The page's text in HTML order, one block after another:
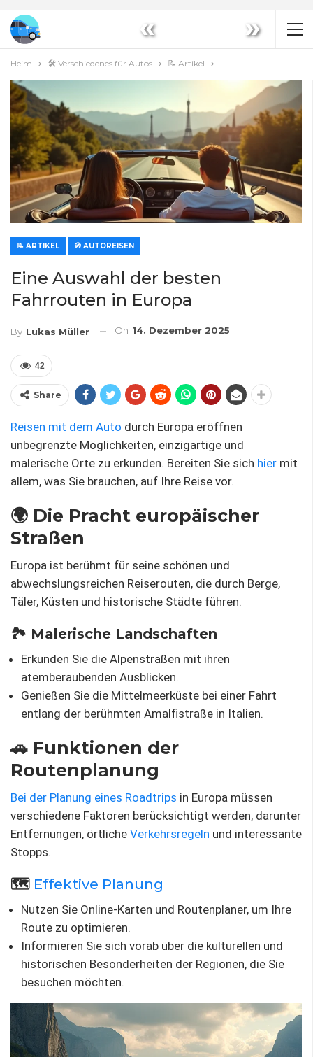
« »
Heim 🛠️ Verschiedenes für Autos 📝 Artikel
📝 ARTIKEL 🧭 AUTOREISEN
Eine Auswahl der besten
Fahrrouten in Europa
By Lukas Müller On 14. Dezember 2025
42
Share
Reisen mit dem Auto durch Europa eröffnen
unbegrenzte Möglichkeiten, einzigartige und
malerische Orte zu erkunden. Bereiten Sie sich hier mit
allem, was Sie brauchen, auf Ihre Reise vor.
🌍 Die Pracht europäischer
Straßen
Europa ist berühmt für seine schönen und
abwechslungsreichen Reiserouten, die durch Berge,
Täler, Küsten und historische Städte führen.
🏞 Malerische Landschaften
Erkunden Sie die Alpenstraßen mit ihren
atemberaubenden Ausblicken.
Genießen Sie die Mittelmeerküste bei einer Fahrt
entlang der berühmten Amalfistraße in Italien.
🚗 Funktionen der
Routenplanung
Bei der Planung eines Roadtrips in Europa müssen
verschiedene Faktoren berücksichtigt werden, darunter
Entfernungen, örtliche Verkehrsregeln und interessante
Stopps.
🗺 Effektive Planung
Nutzen Sie Online-Karten und Routenplaner, um Ihre
Route zu optimieren.
Informieren Sie sich vorab über die kulturellen und
historischen Besonderheiten der Regionen, die Sie
besuchen möchten.